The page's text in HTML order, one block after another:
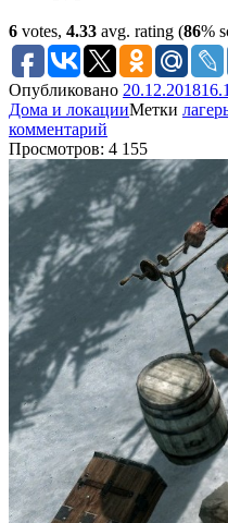
6 votes, 4.33 avg. rating (86%
Опубликовано 20.12.2018
Дома и локацииМетки
комментарий
Просмотров: 4 155